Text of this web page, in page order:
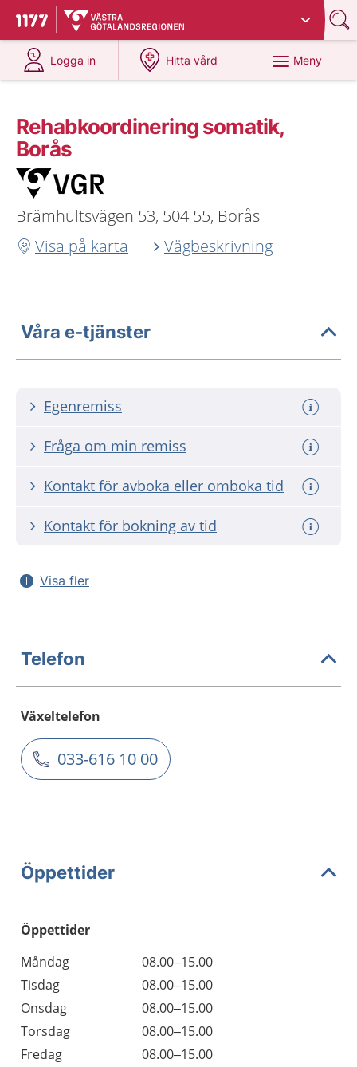
Till startsidan för 1177
Du har valt region
Logga in
på 1177.se
Hitta vård
på 1177.se
Meny
Rehabkoordinering somatik,
Borås
Brämhultsvägen 53, 504 55, Borås
Visa på karta
Vägbeskrivning
Våra e-tjänster
Egenremiss
Fråga om min remiss
Kontakt för avboka eller omboka tid
Kontakt för bokning av tid
Visa fler
Telefon
Växeltelefon
033-616 10 00
Öppettider
Öppettider
Dag
Öppettider
Kommentarer
Måndag
08.00–15.00
Tisdag
08.00–15.00
Onsdag
08.00–15.00
Torsdag
08.00–15.00
Fredag
08.00–15.00